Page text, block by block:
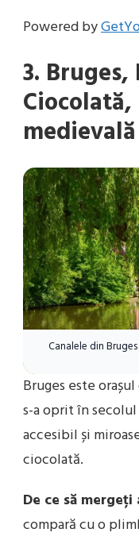
Powered by
3.
medievală
Canalele din
Bruges este
s-a oprit în
accesibil și
ciocolată.
De ce să mergeți
compară cu o